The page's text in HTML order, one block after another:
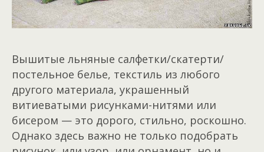
Вышитые льняные салфетки/скатерти/
постельное белье, текстиль из любого
другого материала, украшенный
витиеватыми рисунками-нитями или
бисером — это дорого, стильно, роскошно.
Однако здесь важно не только подобрать